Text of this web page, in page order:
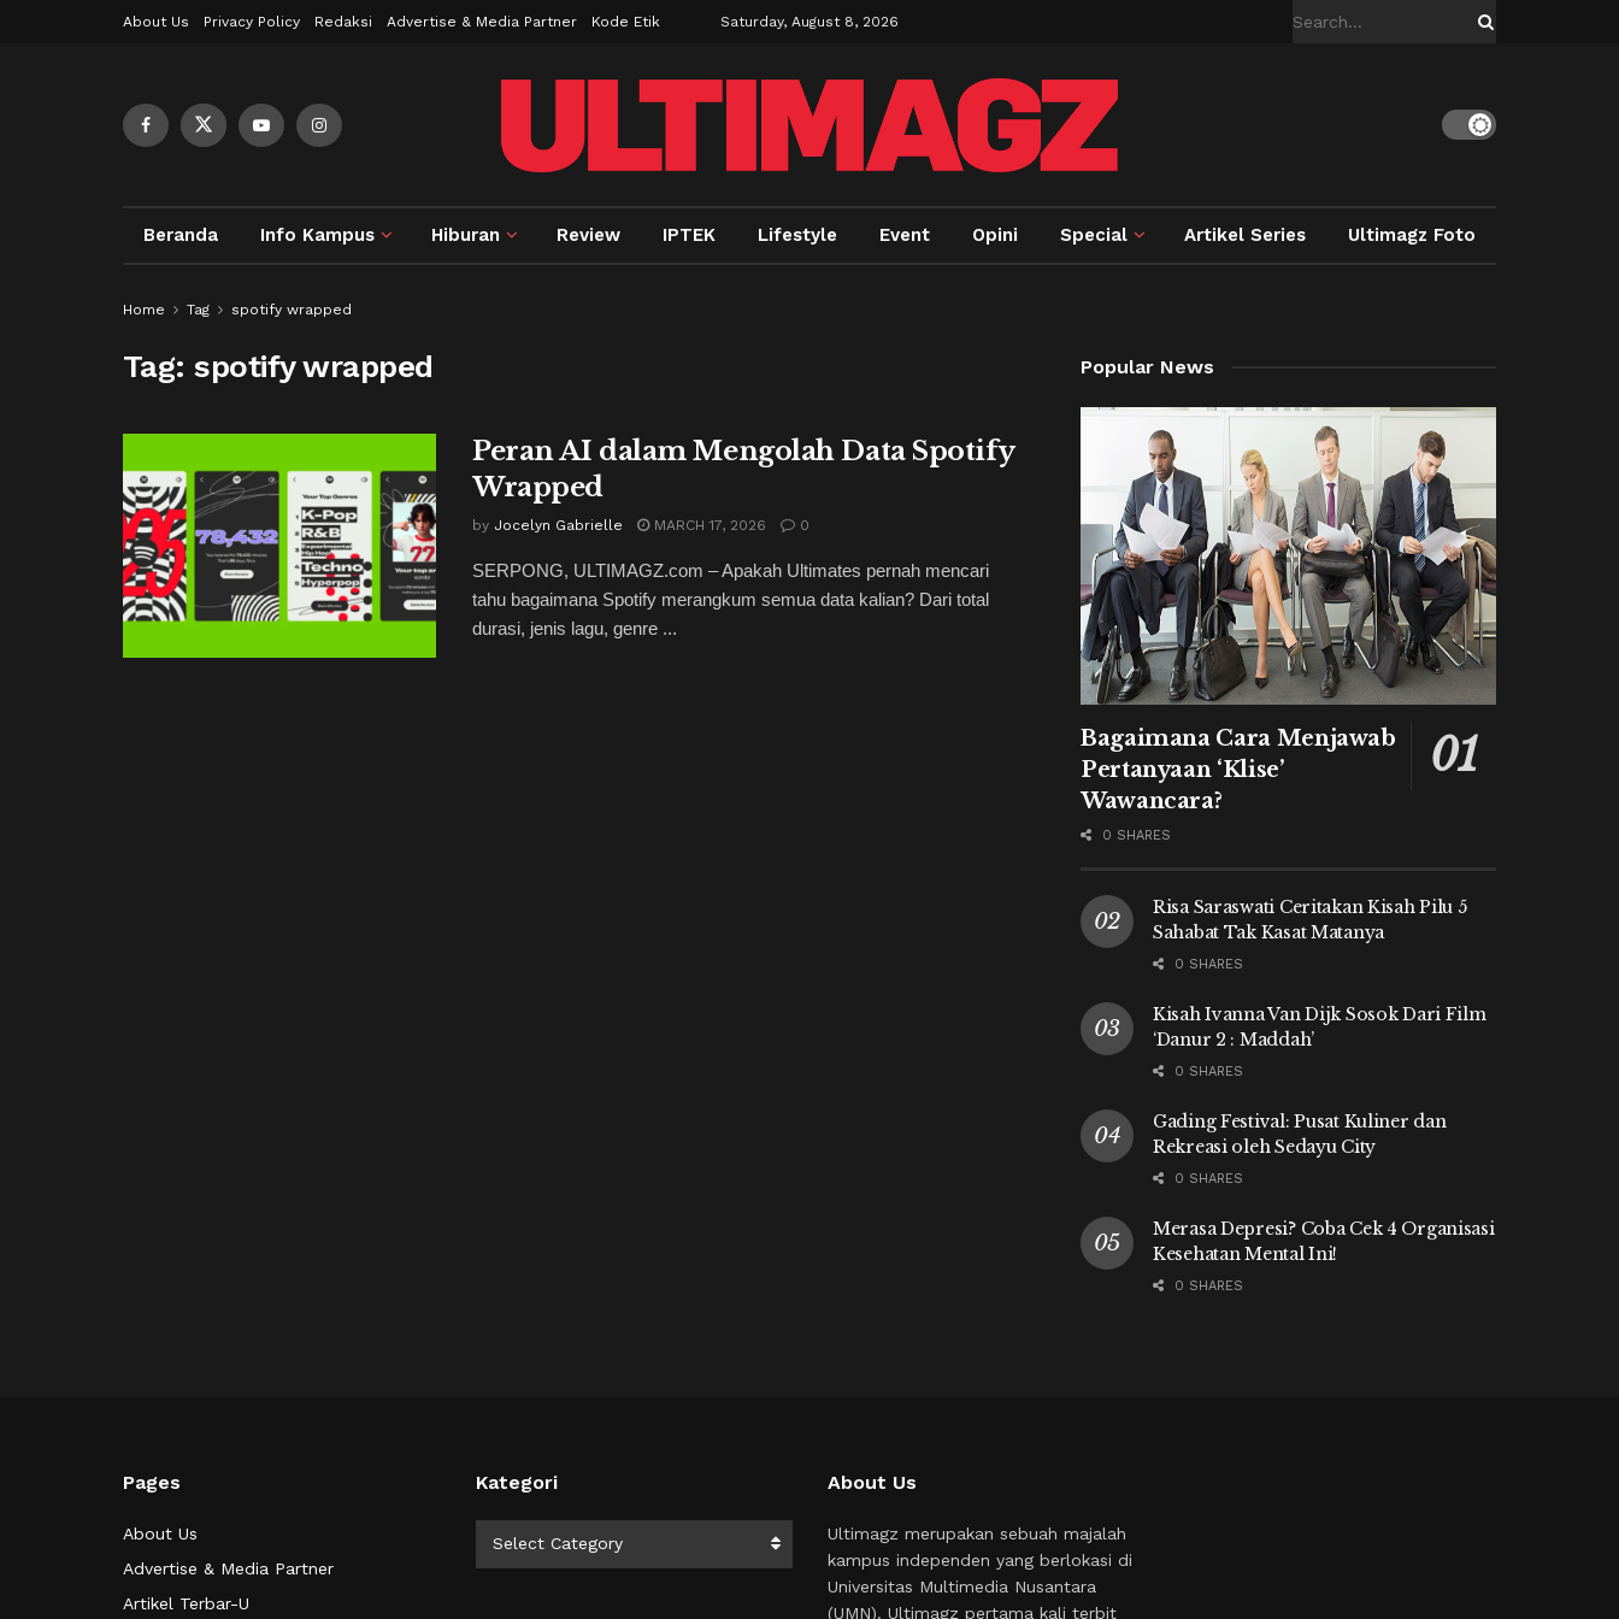
About Us Privacy Policy Redaksi Advertise & Media Partner Kode Etik Saturday, August 8, 2026
Beranda Info Kampus Hiburan Review IPTEK Lifestyle Event Opini Special Artikel Series Ultimagz Foto
Home Tag spotify wrapped
Tag:spotify wrapped
Peran AI dalam Mengolah Data Spotify
Wrapped
by Jocelyn Gabrielle MARCH 17, 2026 0
SERPONG, ULTIMAGZ.com – Apakah Ultimates pernah mencari
tahu bagaimana Spotify merangkum semua data kalian? Dari total
durasi, jenis lagu, genre ...
Popular News
Bagaimana Cara Menjawab
Pertanyaan ‘Klise’
Wawancara?
0 SHARES
Risa Saraswati Ceritakan Kisah Pilu 5
Sahabat Tak Kasat Matanya
0 SHARES
Kisah Ivanna Van Dijk Sosok Dari Film
‘Danur 2 : Maddah’
0 SHARES
Gading Festival: Pusat Kuliner dan
Rekreasi oleh Sedayu City
0 SHARES
Merasa Depresi? Coba Cek 4 Organisasi
Kesehatan Mental Ini!
0 SHARES
Pages
About Us
Advertise & Media Partner
Artikel Terbar-U
Kategori
Select Category
About Us
Ultimagz merupakan sebuah majalah
kampus independen yang berlokasi di
Universitas Multimedia Nusantara
(UMN). Ultimagz pertama kali terbit